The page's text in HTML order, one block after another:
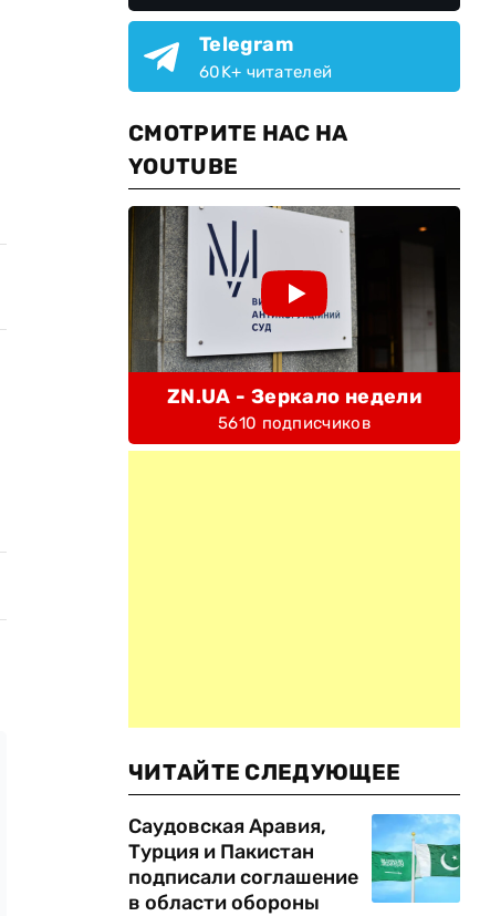
Telegram
60K+ читателей
СМОТРИТЕ НАС НА
YOUTUBE
ZN.UA - Зеркало недели
5610 подписчиков
ЧИТАЙТЕ СЛЕДУЮЩЕЕ
Саудовская Аравия,
Турция и Пакистан
подписали соглашение
в области обороны